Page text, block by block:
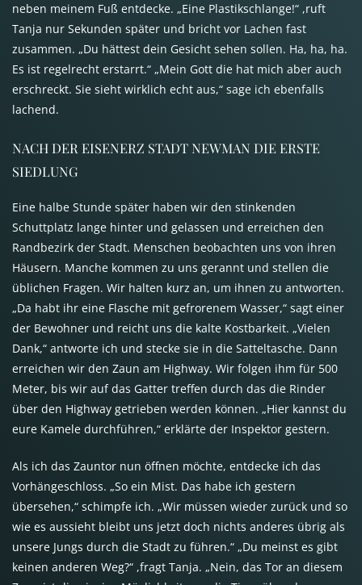
neben meinem Fuß entdecke. „Eine Plastikschlange!“ ,ruft
Tanja nur Sekunden später und bricht vor Lachen fast
zusammen. „Du hättest dein Gesicht sehen sollen. Ha, ha, ha.
Es ist regelrecht erstarrt.“ „Mein Gott die hat mich aber auch
erschreckt. Sie sieht wirklich echt aus,“ sage ich ebenfalls
lachend.
NACH DER EISENERZ STADT NEWMAN DIE ERSTE
SIEDLUNG
Eine halbe Stunde später haben wir den stinkenden
Schuttplatz lange hinter und gelassen und erreichen den
Randbezirk der Stadt. Menschen beobachten uns von ihren
Häusern. Manche kommen zu uns gerannt und stellen die
üblichen Fragen. Wir halten kurz an, um ihnen zu antworten.
„Da habt ihr eine Flasche mit gefrorenem Wasser,“ sagt einer
der Bewohner und reicht uns die kalte Kostbarkeit. „Vielen
Dank,“ antworte ich und stecke sie in die Satteltasche. Dann
erreichen wir den Zaun am Highway. Wir folgen ihm für 500
Meter, bis wir auf das Gatter treffen durch das die Rinder
über den Highway getrieben werden können. „Hier kannst du
eure Kamele durchführen,“ erklärte der Inspektor gestern.
Als ich das Zauntor nun öffnen möchte, entdecke ich das
Vorhängeschloss. „So ein Mist. Das habe ich gestern
übersehen,“ schimpfe ich. „Wir müssen wieder zurück und so
wie es aussieht bleibt uns jetzt doch nichts anderes übrig als
unsere Jungs durch die Stadt zu führen.“ „Du meinst es gibt
keinen anderen Weg?“ ,fragt Tanja. „Nein, das Tor an diesem